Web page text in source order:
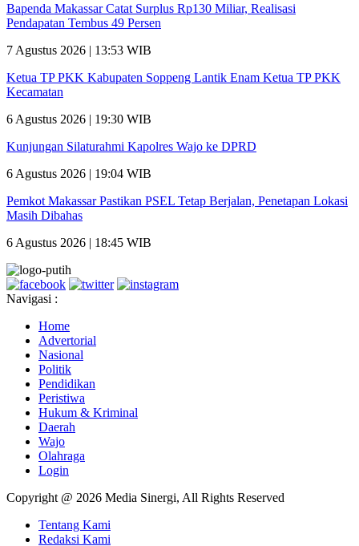
Bapenda Makassar Catat Surplus Rp130 Miliar, Realisasi
Pendapatan Tembus 49 Persen
7 Agustus 2026 | 13:53 WIB
Ketua TP PKK Kabupaten Soppeng Lantik Enam Ketua TP PKK
Kecamatan
6 Agustus 2026 | 19:30 WIB
Kunjungan Silaturahmi Kapolres Wajo ke DPRD
6 Agustus 2026 | 19:04 WIB
Pemkot Makassar Pastikan PSEL Tetap Berjalan, Penetapan Lokasi
Masih Dibahas
6 Agustus 2026 | 18:45 WIB
Navigasi :
Home
Advertorial
Nasional
Politik
Pendidikan
Peristiwa
Hukum & Kriminal
Daerah
Wajo
Olahraga
Login
Copyright @ 2026 Media Sinergi, All Rights Reserved
Tentang Kami
Redaksi Kami